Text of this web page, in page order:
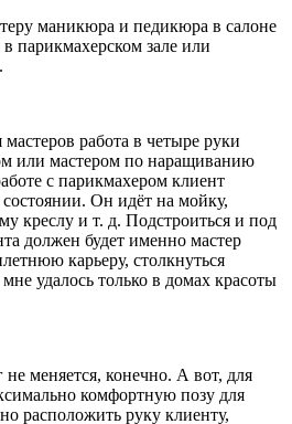
маникюра и педикюра в салоне
парикмахерском зале или
работа в четыре руки
или мастером по наращиванию
с парикмахером клиент
Он идёт на мойку,
креслу и т. д. Подстроиться и под
должен будет именно мастер
юю карьеру, столкнуться
удалось только в домах красоты
меняется, конечно. А вот, для
комфортную позу для
расположить руку клиенту,